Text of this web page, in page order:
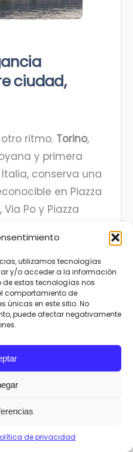
utilizamos tecnologías
y/o acceder a la información
de estas tecnologías nos
comportamiento de
únicas en este sitio. No
puede afectar negativamente
de privacidad
ciudad,
ritmo. Torino,
y primera
conserva una
en Piazza
Po y Piazza
Milano y Caffè
el ritual del
y la conversación
Roero
de los grandes
Europa, con
bodegas y
norte,